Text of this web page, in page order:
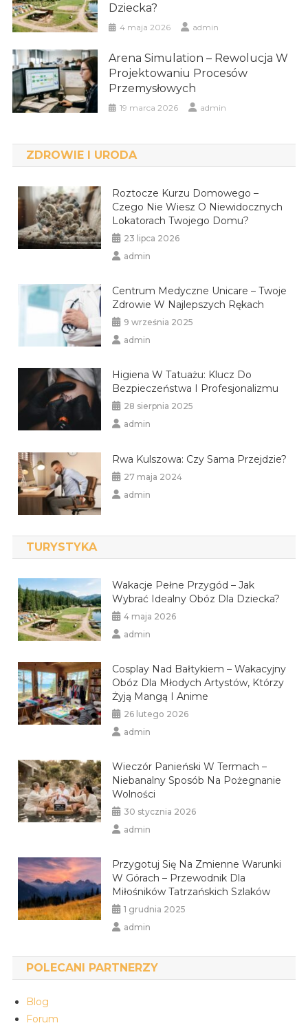
Dziecka?
4 maja 2026 admin
Arena Simulation – Rewolucja W
Projektowaniu Procesów
Przemysłowych
19 marca 2026 admin
ZDROWIE I URODA
Roztocze Kurzu Domowego –
Czego Nie Wiesz O Niewidocznych
Lokatorach Twojego Domu?
23 lipca 2026
admin
Centrum Medyczne Unicare – Twoje
Zdrowie W Najlepszych Rękach
9 września 2025
admin
Higiena W Tatuażu: Klucz Do
Bezpieczeństwa I Profesjonalizmu
28 sierpnia 2025
admin
Rwa Kulszowa: Czy Sama Przejdzie?
27 maja 2024
admin
TURYSTYKA
Wakacje Pełne Przygód – Jak
Wybrać Idealny Obóz Dla Dziecka?
4 maja 2026
admin
Cosplay Nad Bałtykiem – Wakacyjny
Obóz Dla Młodych Artystów, Którzy
Żyją Mangą I Anime
26 lutego 2026
admin
Wieczór Panieński W Termach –
Niebanalny Sposób Na Pożegnanie
Wolności
30 stycznia 2026
admin
Przygotuj Się Na Zmienne Warunki
W Górach – Przewodnik Dla
Miłośników Tatrzańskich Szlaków
1 grudnia 2025
admin
POLECANI PARTNERZY
Blog
Forum